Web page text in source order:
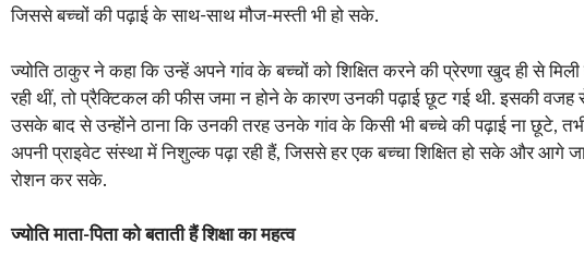
जिससे बच्चों की पढ़ाई के साथ-साथ मौज-मस्ती भी हो सके.
ज्योति ठाकुर ने कहा कि उन्हें अपने गांव के बच्चों को शिक्षित करने की प्रेरणा खुद ही से
रही थीं, तो प्रैक्टिकल की फीस जमा न होने के कारण उनकी पढ़ाई छूट गई थी. इसकी वजह
उसके बाद से उन्होंने ठाना कि उनकी तरह उनके गांव के किसी भी बच्चे की पढ़ाई ना छूटे,
अपनी प्राइवेट संस्था में निशुल्क पढ़ा रही हैं, जिससे हर एक बच्चा शिक्षित हो सके और
रोशन कर सके.
ज्योति माता-पिता को बताती हैं शिक्षा का महत्व